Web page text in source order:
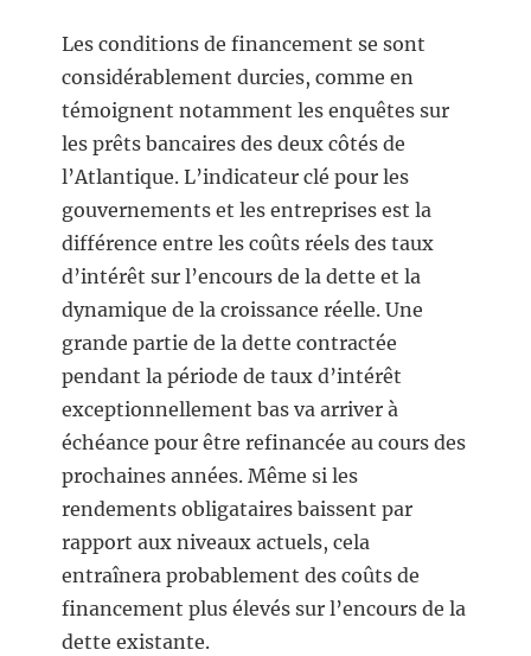
Les conditions de financement se sont
considérablement durcies, comme en
témoignent notamment les enquêtes sur
les prêts bancaires des deux côtés de
l’Atlantique. L’indicateur clé pour les
gouvernements et les entreprises est la
différence entre les coûts réels des taux
d’intérêt sur l’encours de la dette et la
dynamique de la croissance réelle. Une
grande partie de la dette contractée
pendant la période de taux d’intérêt
exceptionnellement bas va arriver à
échéance pour être refinancée au cours des
prochaines années. Même si les
rendements obligataires baissent par
rapport aux niveaux actuels, cela
entraînera probablement des coûts de
financement plus élevés sur l’encours de la
dette existante.